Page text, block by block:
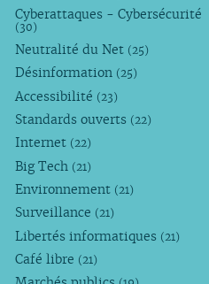
Cyberattaques - Cybersécurité
(30)
Neutralité du Net (25)
Désinformation (25)
Accessibilité (23)
Standards ouverts (22)
Internet (22)
Big Tech (21)
Environnement (21)
Surveillance (21)
Libertés informatiques (21)
Café libre (21)